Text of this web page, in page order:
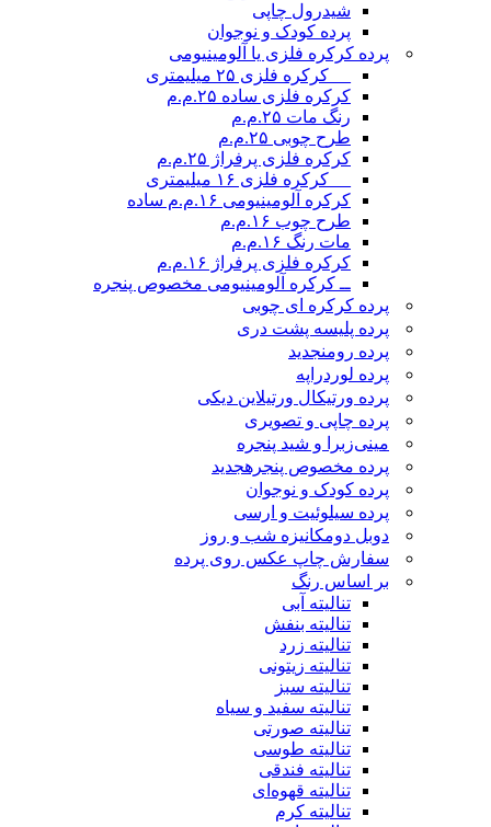
شیدرول چاپی
پرده کودک و نوجوان
پرده کرکره فلزی یا آلومینیومی
__ کرکره فلزی ۲۵ میلیمتری
کرکره فلزی ساده ۲۵.م.م
رنگ مات ۲۵.م.م
طرح چوبی ۲۵.م.م
کرکره فلزی پرفراژ ۲۵.م.م
__ کرکره فلزی ۱۶ میلیمتری
کرکره آلومینیومی ۱۶.م.م ساده
طرح چوب ۱۶.م.م
مات رنگ ۱۶.م.م
کرکره فلزی پرفراژ ۱۶.م.م
ــ کرکره آلومینیومی مخصوص پنجره
پرده کرکره ای چوبی
پرده پلیسه پشت دری
پرده رومنجدید
پرده لوردراپه
پرده ورتیکال ورتیلاین دیکی
پرده چاپی و تصویری
مینی‌زبرا و شید پنجره
پرده مخصوص پنجره جدید
پرده کودک و نوجوان
پرده سیلوئیت و ارسی
دوبل دومکانیزه شب و روز
سفارش چاپ عکس روی پرده
بر اساس رنگ
تنالیته آبی
تنالیته بنفش
تنالیته زرد
تنالیته زیتونی
تنالیته سبز
تنالیته سفید و سیاه
تنالیته صورتی
تنالیته طوسی
تنالیته فندقی
تنالیته قهوه‌ای
تنالیته کرم